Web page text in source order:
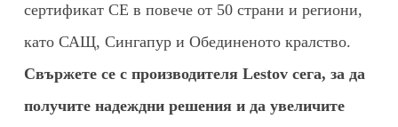
сертификат CE в повече от 50 страни и региони,
като САЩ, Сингапур и Обединеното кралство.
Свържете се с производителя Lestov сега, за да
получите надеждни решения и да увеличите